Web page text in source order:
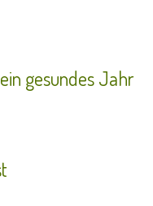
gesundes Jahr